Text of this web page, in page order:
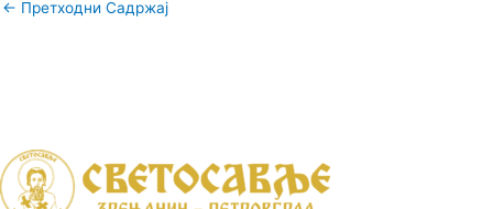
← Претходни Садржај